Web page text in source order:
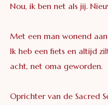
Nou, ik ben net als jij.
Met een man wonend
Ik heb een fiets en altijd
acht, net oma geworden.
Oprichter van de Sacred